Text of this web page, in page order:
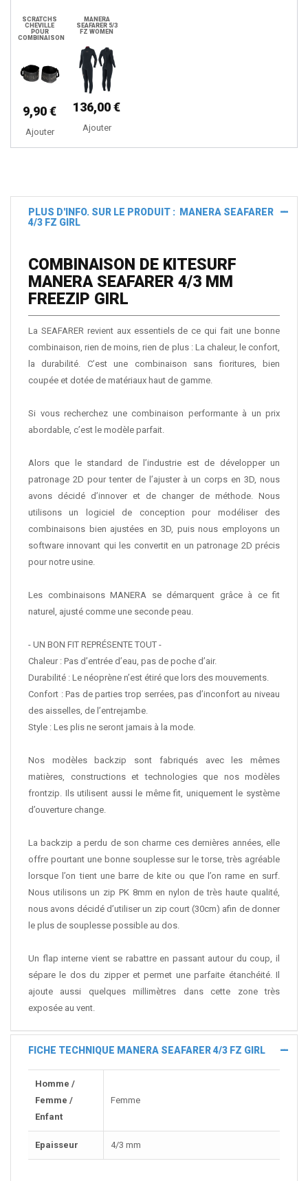
SCRATCHS
CHEVILLE
POUR
COMBINAISON
9,90 €
Ajouter
MANERA
SEAFARER 5/3
FZ WOMEN
136,00 €
Ajouter
PLUS D'INFO. SUR LE PRODUIT : MANERA SEAFARER
4/3 FZ GIRL
COMBINAISON DE KITESURF
MANERA SEAFARER 4/3 MM
FREEZIP GIRL
La SEAFARER revient aux essentiels de ce qui fait une bonne
combinaison, rien de moins, rien de plus : La chaleur, le confort,
la durabilité. C’est une combinaison sans fioritures, bien
coupée et dotée de matériaux haut de gamme.
Si vous recherchez une combinaison performante à un prix
abordable, c’est le modèle parfait.
Alors que le standard de l’industrie est de développer un
patronage 2D pour tenter de l’ajuster à un corps en 3D, nous
avons décidé d’innover et de changer de méthode. Nous
utilisons un logiciel de conception pour modéliser des
combinaisons bien ajustées en 3D, puis nous employons un
software innovant qui les convertit en un patronage 2D précis
pour notre usine.
Les combinaisons MANERA se démarquent grâce à ce fit
naturel, ajusté comme une seconde peau.
- UN BON FIT REPRÉSENTE TOUT -
Chaleur : Pas d’entrée d’eau, pas de poche d’air.
Durabilité : Le néoprène n’est étiré que lors des mouvements.
Confort : Pas de parties trop serrées, pas d’inconfort au niveau
des aisselles, de l’entrejambe.
Style : Les plis ne seront jamais à la mode.
Nos modèles backzip sont fabriqués avec les mêmes
matières, constructions et technologies que nos modèles
frontzip. Ils utilisent aussi le même fit, uniquement le système
d’ouverture change.
La backzip a perdu de son charme ces dernières années, elle
offre pourtant une bonne souplesse sur le torse, très agréable
lorsque l’on tient une barre de kite ou que l’on rame en surf.
Nous utilisons un zip PK 8mm en nylon de très haute qualité,
nous avons décidé d’utiliser un zip court (30cm) afin de donner
le plus de souplesse possible au dos.
Un flap interne vient se rabattre en passant autour du coup, il
sépare le dos du zipper et permet une parfaite étanchéité. Il
ajoute aussi quelques millimètres dans cette zone très
exposée au vent.
FICHE TECHNIQUE MANERA SEAFARER 4/3 FZ GIRL
Homme /
Femme /
Enfant
Femme
Epaisseur 4/3 mm